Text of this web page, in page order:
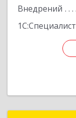
Внедрений
1С:Специалист